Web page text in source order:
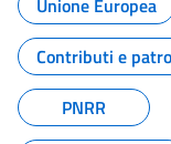
Unione Europea
Contributi e
PNRR